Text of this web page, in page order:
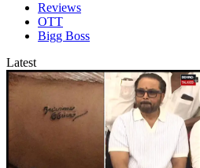
Reviews
OTT
Bigg Boss
Latest